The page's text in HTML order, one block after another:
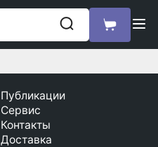
Публикации
Сервис
Контакты
Доставка